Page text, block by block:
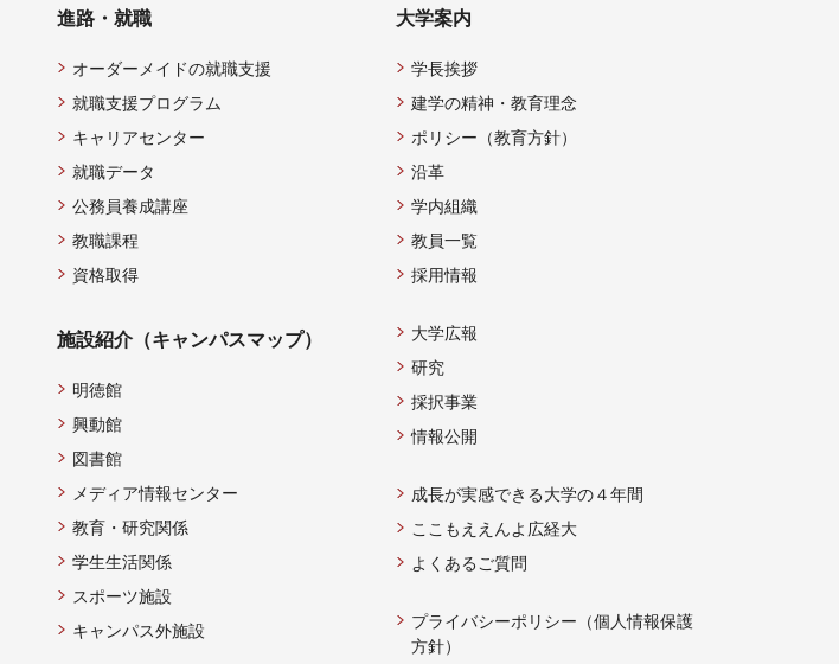
進路・就職
オーダーメイドの就職支援
就職支援プログラム
キャリアセンター
就職データ
公務員養成講座
教職課程
資格取得
施設紹介（キャンパスマップ）
明徳館
興動館
図書館
メディア情報センター
教育・研究関係
学生生活関係
スポーツ施設
キャンパス外施設
大学案内
学長挨拶
建学の精神・教育理念
ポリシー（教育方針）
沿革
学内組織
教員一覧
採用情報
大学広報
研究
採択事業
情報公開
成長が実感できる大学の４年間
ここもええんよ広経大
よくあるご質問
プライバシーポリシー（個人情報保護
方針）